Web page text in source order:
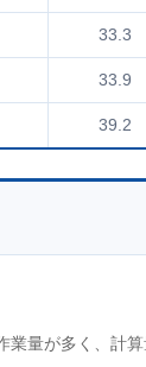
33.3
33.9
39.2
量が多く、計